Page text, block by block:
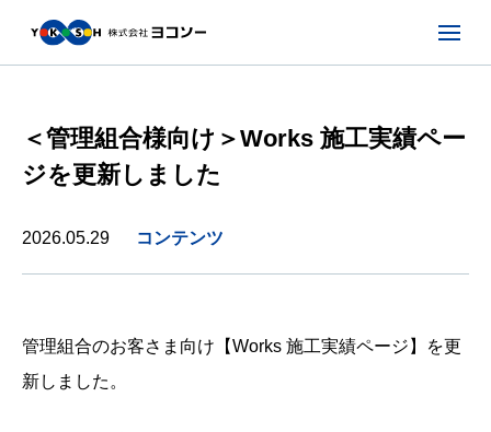
＜管理組合様向け＞Works 施工実績ペー
ジを更新しました
2026.05.29 コンテンツ
管理組合のお客さま向け【Works 施工実績ページ】を更
新しました。